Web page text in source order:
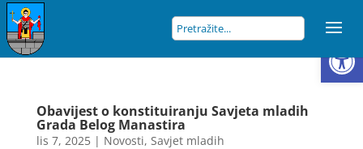
Obavijest o konstituiranju Savjeta mladih
Grada Belog Manastira
lis 7, 2025| Novosti, Savjet mladih